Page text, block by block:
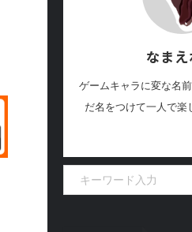
なま
ゲームキャラに変な名
だ名をつけて一人で楽